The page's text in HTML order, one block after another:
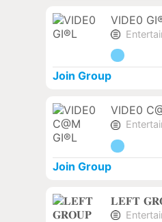
VIDE0
Join Group
VIDE0
Join Group
𝐋𝐄𝐅𝐓